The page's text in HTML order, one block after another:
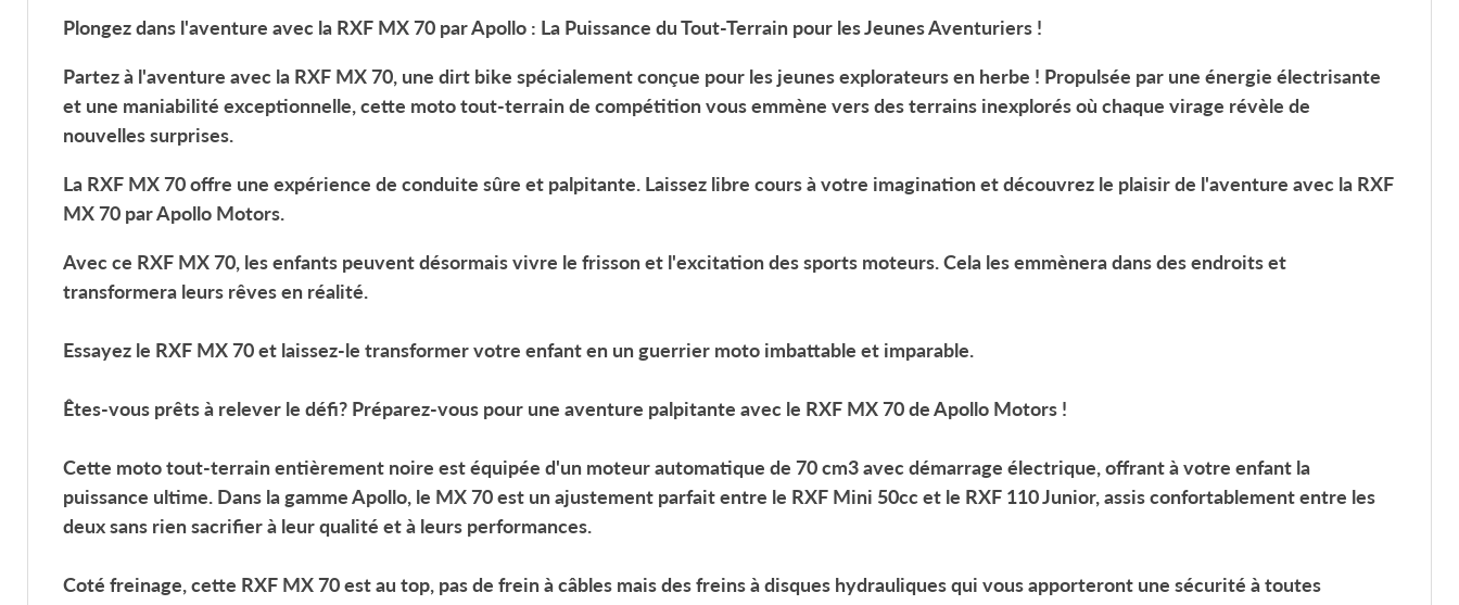
Plongez dans l'aventure avec la RXF MX 70 par Apollo : La Puissance du Tout-Terrain pour les Jeunes Aventuriers !
Partez à l'aventure avec la RXF MX 70, une dirt bike spécialement conçue pour les jeunes explorateurs en herbe ! Propulsée par une énergie électrisante
et une maniabilité exceptionnelle, cette moto tout-terrain de compétition vous emmène vers des terrains inexplorés où chaque virage révèle de
nouvelles surprises.
La RXF MX 70offre une expérience de conduite sûre et palpitante. Laissez libre cours à votre imagination et découvrez le plaisir de l'aventure avec la RXF
MX 70 par Apollo Motors.
Avec ce RXF MX 70, les enfants peuvent désormais vivre le frisson et l'excitation des sports moteurs. Cela les emmènera dans des endroits et
transformera leurs rêves en réalité.
Essayez le RXF MX 70et laissez-le transformer votre enfant en un guerrier moto imbattable et imparable.
Êtes-vous prêts à relever le défi? Préparez-vous pour une aventure palpitante avec le RXF MX 70de Apollo Motors !
Cette moto tout-terrain entièrement noire est équipée d'un moteur automatique de 70 cm3 avec démarrage électrique, offrant à votre enfant la
puissance ultime. Dans la gamme Apollo, le MX 70est un ajustement parfait entre le RXF Mini 50cc et le RXF 110 Junior, assis confortablement entre les
deux sans rien sacrifier à leur qualité et à leurs performances.
Coté freinage, cette RXF MX 70est au top, pas de frein à câbles mais des freins à disques hydrauliques qui vous apporteront une sécurité à toutes